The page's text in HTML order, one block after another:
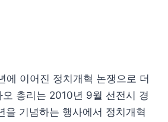
에 이어진 정치개혁 논쟁으로 더
총리는 2010년 9월 선전시 경
을 기념하는 행사에서 정치개혁